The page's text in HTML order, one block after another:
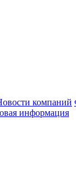
компаний
информация